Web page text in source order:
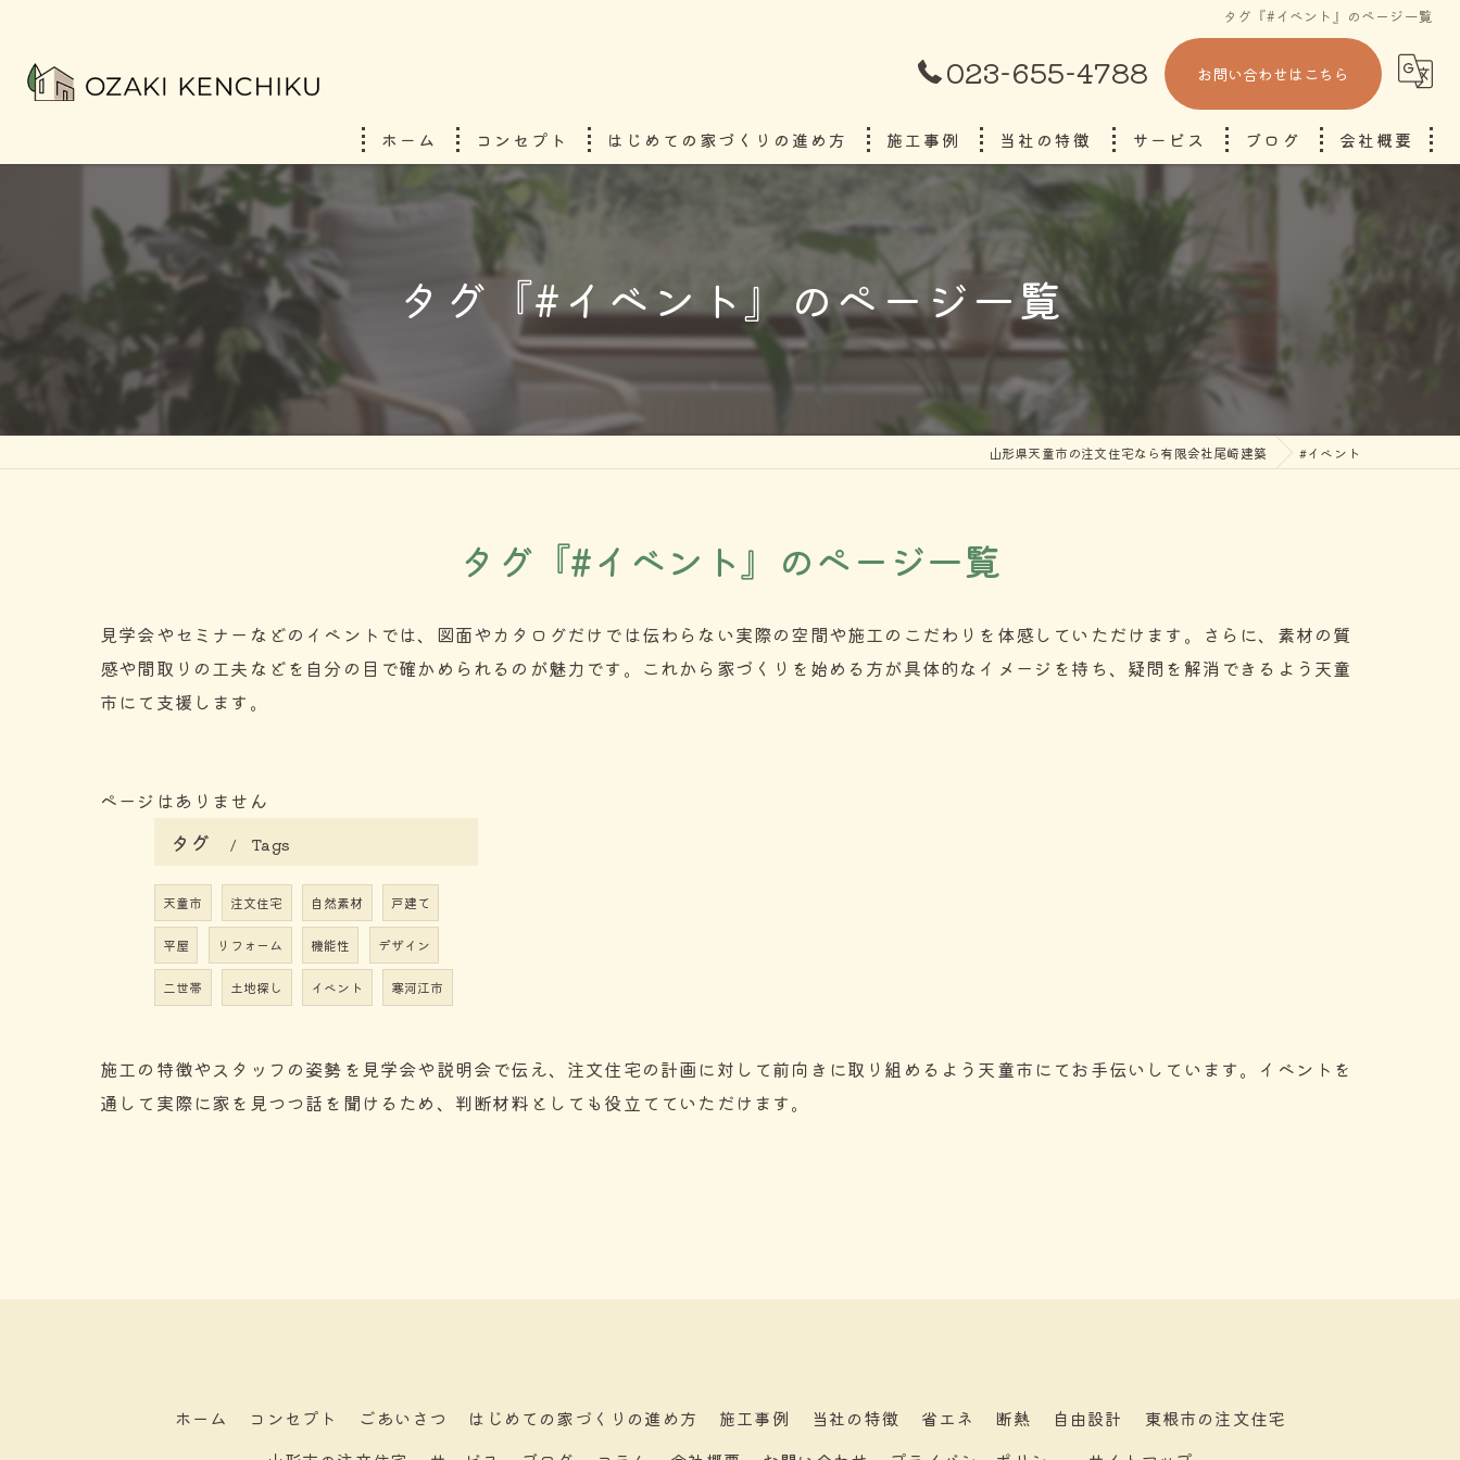
タグ『#イベント』のページ一覧
023-655-4788 お問い合わせはこちら
ホーム コンセプト
ごあいさつ
はじめての家づくりの進め方 施工事例 当社の特徴
省エネ
断熱
自由設計
東根市の注文住宅
山形市の注文住宅
サービス ブログ 会社概要
タグ『#イベント』のページ一覧
山形県天童市の注文住宅なら有限会社尾崎建築 #イベント
タグ『#イベント』のページ一覧
見学会やセミナーなどのイベントでは、図面やカタログだけでは伝わらない実際の空間や施工のこだわりを体感していただけます。さらに、素材の質
感や間取りの工夫などを自分の目で確かめられるのが魅力です。これから家づくりを始める方が具体的なイメージを持ち、疑問を解消できるよう天童
市にて支援します。
ページはありません
タグ Tags
天童市 注文住宅 自然素材 戸建て
平屋 リフォーム 機能性 デザイン
二世帯 土地探し イベント 寒河江市
施工の特徴やスタッフの姿勢を見学会や説明会で伝え、注文住宅の計画に対して前向きに取り組めるよう天童市にてお手伝いしています。イベントを
通して実際に家を見つつ話を聞けるため、判断材料としても役立てていただけます。
ホーム コンセプト ごあいさつ はじめての家づくりの進め方 施工事例 当社の特徴 省エネ 断熱 自由設計
東根市の注文住宅
お問い合わせはこちら